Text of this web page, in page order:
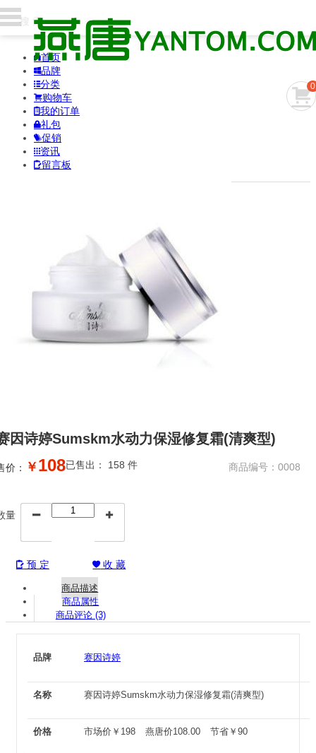
0
首页
品牌
分类
购物车
我的订单
礼包
促销
资讯
留言板
因诗婷Sumskm水动力保湿修复霜(清爽型)
价： ￥ 108 商品编号：0008
已售出： 158 件
量  
预 定 收 藏
商品描述
商品属性
商品评论 (3)
品牌 赛因诗婷
名称 赛因诗婷Sumskm水动力保湿修复霜(清爽型)
价格 市场价 ￥ 198 燕唐价108.00 节省 ￥ 90